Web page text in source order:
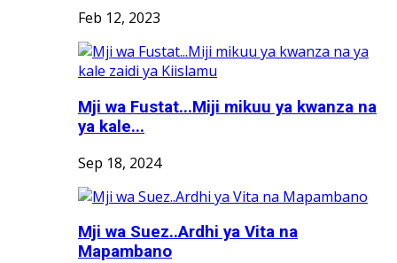
Feb 12, 2023
Mji wa Fustat...Miji mikuu ya kwanza na
ya kale...
Sep 18, 2024
Mji wa Suez..Ardhi ya Vita na
Mapambano